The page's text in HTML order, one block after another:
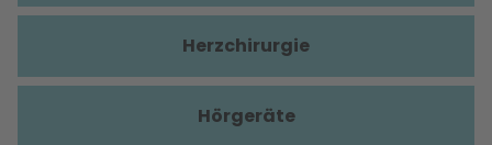
Herzchirurgie
Hörgeräte